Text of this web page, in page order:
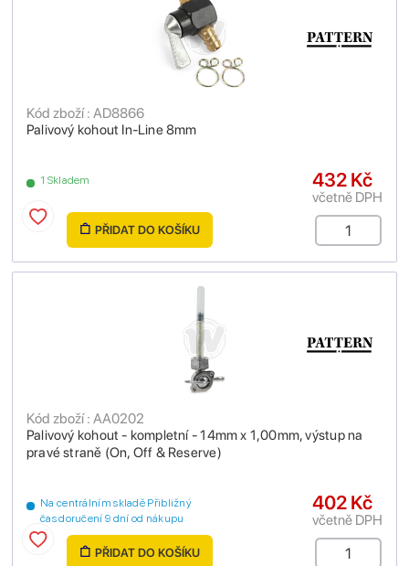
Palivový kohout In-Line 8mm
Kód zboží : AD8866
1 Skladem 432 Kč
včetně DPH
PŘIDAT DO KOŠÍKU
Palivový kohout - kompletní - 14mm x 1,00mm, výstup na
pravé straně (On, Off & Reserve)
Kód zboží : AA0202
Na centrálním skladě Přibližný
čas doručení 9 dní od nákupu
402 Kč
včetně DPH
PŘIDAT DO KOŠÍKU